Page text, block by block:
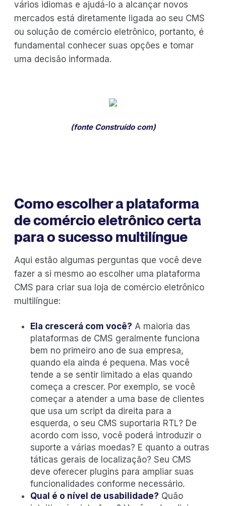
vários idiomas e ajudá-lo a alcançar novos
mercados está diretamente ligada ao seu CMS
ou solução de comércio eletrônico, portanto, é
fundamental conhecer suas opções e tomar
uma decisão informada.
(fonte Construído com)
Como escolher a plataforma
de comércio eletrônico certa
para o sucesso multilíngue
Aqui estão algumas perguntas que você deve
fazer a si mesmo ao escolher uma plataforma
CMS para criar sua loja de comércio eletrônico
multilíngue:
Ela crescerá com você? A maioria das
plataformas de CMS geralmente funciona
bem no primeiro ano de sua empresa,
quando ela ainda é pequena. Mas você
tende a se sentir limitado a elas quando
começa a crescer. Por exemplo, se você
começar a atender a uma base de clientes
que usa um script da direita para a
esquerda, o seu CMS suportaria RTL? De
acordo com isso, você poderá introduzir o
suporte a várias moedas? E quanto a outras
táticas gerais de localização? Seu CMS
deve oferecer plugins para ampliar suas
funcionalidades conforme necessário.
Qual é o nível de usabilidade? Quão